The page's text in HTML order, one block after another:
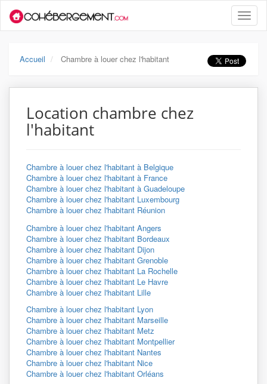
Toggle
Accueil Chambre à louer chez l'habitant
Location chambre chez
l'habitant
Chambre à louer chez l'habitant à Belgique
Chambre à louer chez l'habitant à France
Chambre à louer chez l'habitant à Guadeloupe
Chambre à louer chez l'habitant Luxembourg
Chambre à louer chez l'habitant Réunion
Chambre à louer chez l'habitant Angers
Chambre à louer chez l'habitant Bordeaux
Chambre à louer chez l'habitant Dijon
Chambre à louer chez l'habitant Grenoble
Chambre à louer chez l'habitant La Rochelle
Chambre à louer chez l'habitant Le Havre
Chambre à louer chez l'habitant Lille
Chambre à louer chez l'habitant Lyon
Chambre à louer chez l'habitant Marseille
Chambre à louer chez l'habitant Metz
Chambre à louer chez l'habitant Montpellier
Chambre à louer chez l'habitant Nantes
Chambre à louer chez l'habitant Nice
Chambre à louer chez l'habitant Orléans